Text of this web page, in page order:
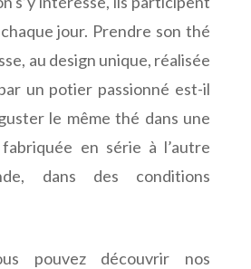
jour. Prendre son thé
au design unique, réalisée
un potier passionné est-il
le même thé dans une
en série à l’autre
dans des conditions
pouvez découvrir nos